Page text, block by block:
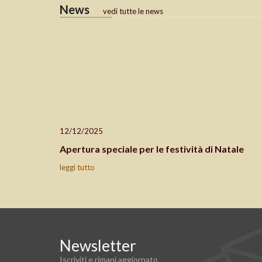
News vedi tutte le news
12/12/2025
Apertura speciale per le festività di Natale
leggi tutto
Newsletter
Iscriviti e rimani aggiornato